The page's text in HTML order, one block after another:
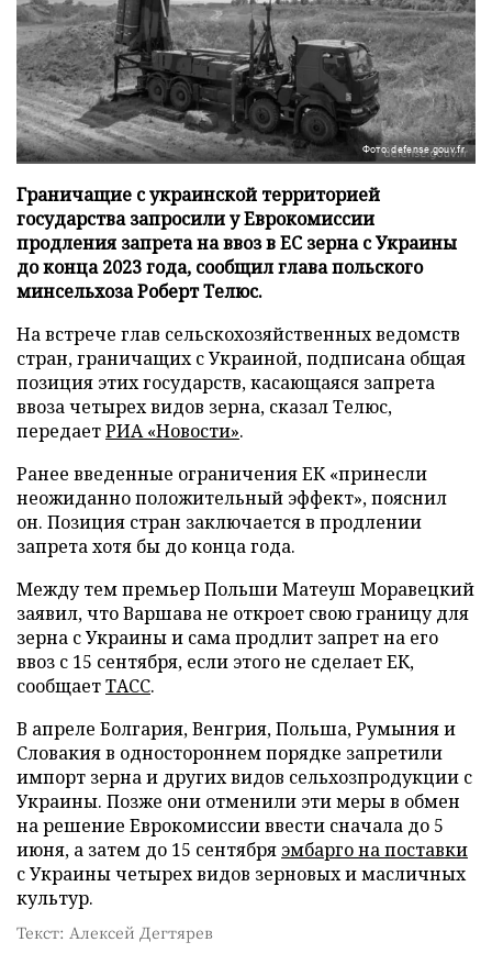
Фото: defense.gouv.fr
Граничащие с украинской территорией
государства запросили у Еврокомиссии
продления запрета на ввоз в ЕС зерна с Украины
до конца 2023 года, сообщил глава польского
минсельхоза Роберт Телюс.
На встрече глав сельскохозяйственных ведомств
стран, граничащих с Украиной, подписана общая
позиция этих государств, касающаяся запрета
ввоза четырех видов зерна, сказал Телюс,
передаетРИА «Новости».
Ранее введенные ограничения ЕК «принесли
неожиданно положительный эффект», пояснил
он. Позиция стран заключается в продлении
запрета хотя бы до конца года.
Между тем премьер Польши Матеуш Моравецкий
заявил, что Варшава не откроет свою границу для
зерна с Украины и сама продлит запрет на его
ввоз с 15 сентября, если этого не сделает ЕК,
сообщаетТАСС.
В апреле Болгария, Венгрия, Польша, Румыния и
Словакия в одностороннем порядке запретили
импорт зерна и других видов сельхозпродукции с
Украины. Позже они отменили эти меры в обмен
на решение Еврокомиссии ввести сначала до 5
июня, а затем до 15 сентября эмбарго на поставки
с Украины четырех видов зерновых и масличных
культур.
Текст: Алексей Дегтярев